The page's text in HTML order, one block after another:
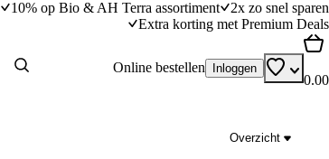
10% op Bio & AH Terra assortiment
2x zo snel sparen
Extra korting met Premium Deals
Online bestellen Inloggen
0.00
Overzicht